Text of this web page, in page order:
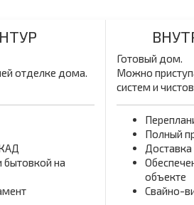
отделке дома.
бытовкой на
Готовый дом.
Можно
систем и
Полный
объекте
Свайно-